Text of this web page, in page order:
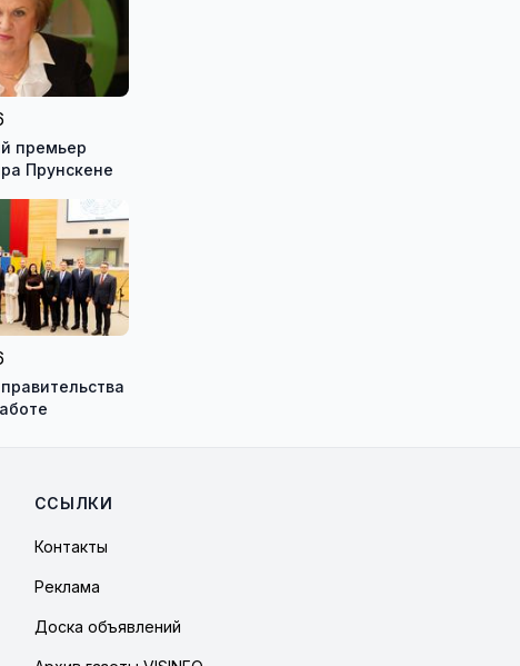
премьер
Прунскене
ССЫЛКИ
Контакты
Реклама
Доска объявлений